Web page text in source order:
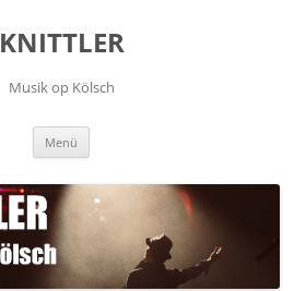
KNITTLER
Musik op Kölsch
Menü